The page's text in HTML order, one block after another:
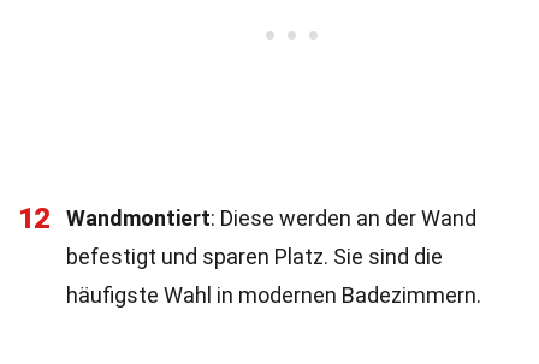
12 Wandmontiert: Diese werden an der Wand
befestigt und sparen Platz. Sie sind die
häufigste Wahl in modernen Badezimmern.